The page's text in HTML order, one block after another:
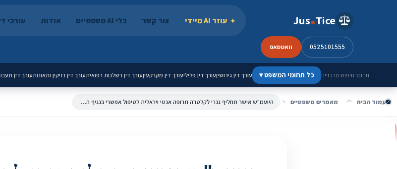
Jus Tice עוזר AI מיידי צור קשר כלי AI משפטיים אודות עורכי
0525101555 וואטסאפ
תחומי חיפוש מרכזיים כל תחומי המשפט▾ עורך דין גירושיןעורך דין פליליעורך דין מקרקעיןעורך דין רשלנות רפואיתעורך דין נזיקין ותאונותעורך דין
עמוד הבית מאמרים משפטיים היועמ"ש אישר תחליף גנרי לקלטרה תרופה אנטי ויראלית לטיפול אפשרי בנגיף הקורונה